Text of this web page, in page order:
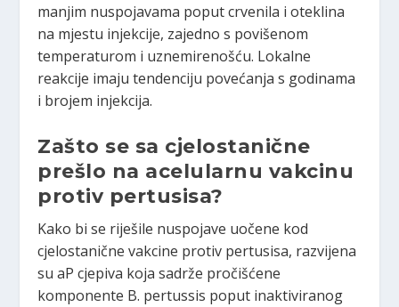
manjim nuspojavama poput crvenila i oteklina
na mjestu injekcije, zajedno s povišenom
temperaturom i uznemirenošću. Lokalne
reakcije imaju tendenciju povećanja s godinama
i brojem injekcija.
Zašto se sa cjelostanične
prešlo na acelularnu vakcinu
protiv pertusisa?
Kako bi se riješile nuspojave uočene kod
cjelostanične vakcine protiv pertusisa, razvijena
su aP cjepiva koja sadrže pročišćene
komponente B. pertussis poput inaktiviranog